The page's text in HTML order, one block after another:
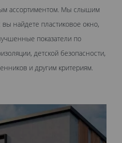
ассортиментом. Мы слышим
вы найдете пластиковое окно,
показатели по
детской безопасности,
и другим критериям.